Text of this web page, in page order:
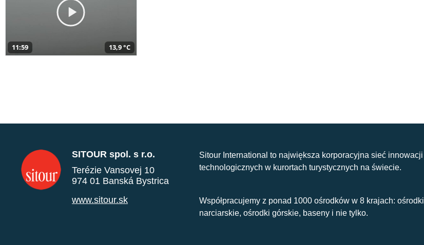
11:59 13,9 °C
SITOUR spol. s r.o.
Terézie Vansovej 10
974 01 Banská Bystrica
www.sitour.sk
Sitour International to największa korporacyjna sieć innowacji
technologicznych w kurortach turystycznych na świecie.
Współpracujemy z ponad 1000 ośrodków w 8 krajach: ośrodki
narciarskie, ośrodki górskie, baseny i nie tylko.